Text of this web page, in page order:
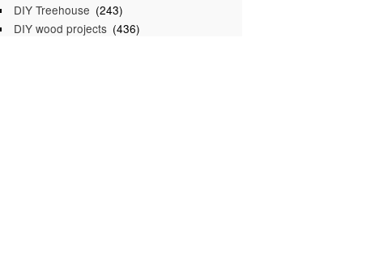
DIY Treehouse (243)
DIY wood projects (436)